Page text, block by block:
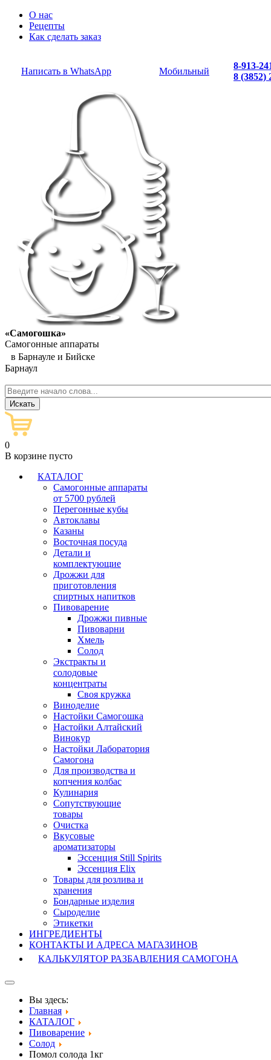
О нас
Рецепты
Как сделать заказ
Написать в WhatsApp Мобильный
8-913-
8 (3852)
«Самогошка»
Самогонные аппараты
в Барнауле и Бийске
Барнаул
0
В корзине пусто
КАТАЛОГ
Самогонные аппараты
от 5700 рублей
Перегонные кубы
Автоклавы
Казаны
Восточная посуда
Детали и
комплектующие
Дрожжи для
приготовления
спиртных напитков
Пивоварение
Дрожжи пивные
Пивоварни
Хмель
Солод
Экстракты и
солодовые
концентраты
Своя кружка
Виноделие
Настойки Самогошка
Настойки Алтайский
Винокур
Настойки Лаборатория
Самогона
Для производства и
копчения колбас
Кулинария
Сопутствующие
товары
Очистка
Вкусовые
ароматизаторы
Эссенция Still Spirits
Эссенция Elix
Товары для розлива и
хранения
Бондарные изделия
Cыроделие
Этикетки
ИНГРЕДИЕНТЫ
КОНТАКТЫ И АДРЕСА МАГАЗИНОВ
КАЛЬКУЛЯТОР РАЗБАВЛЕНИЯ САМОГОНА
Вы здесь:
Главная
КАТАЛОГ
Пивоварение
Солод
Помол солода 1кг